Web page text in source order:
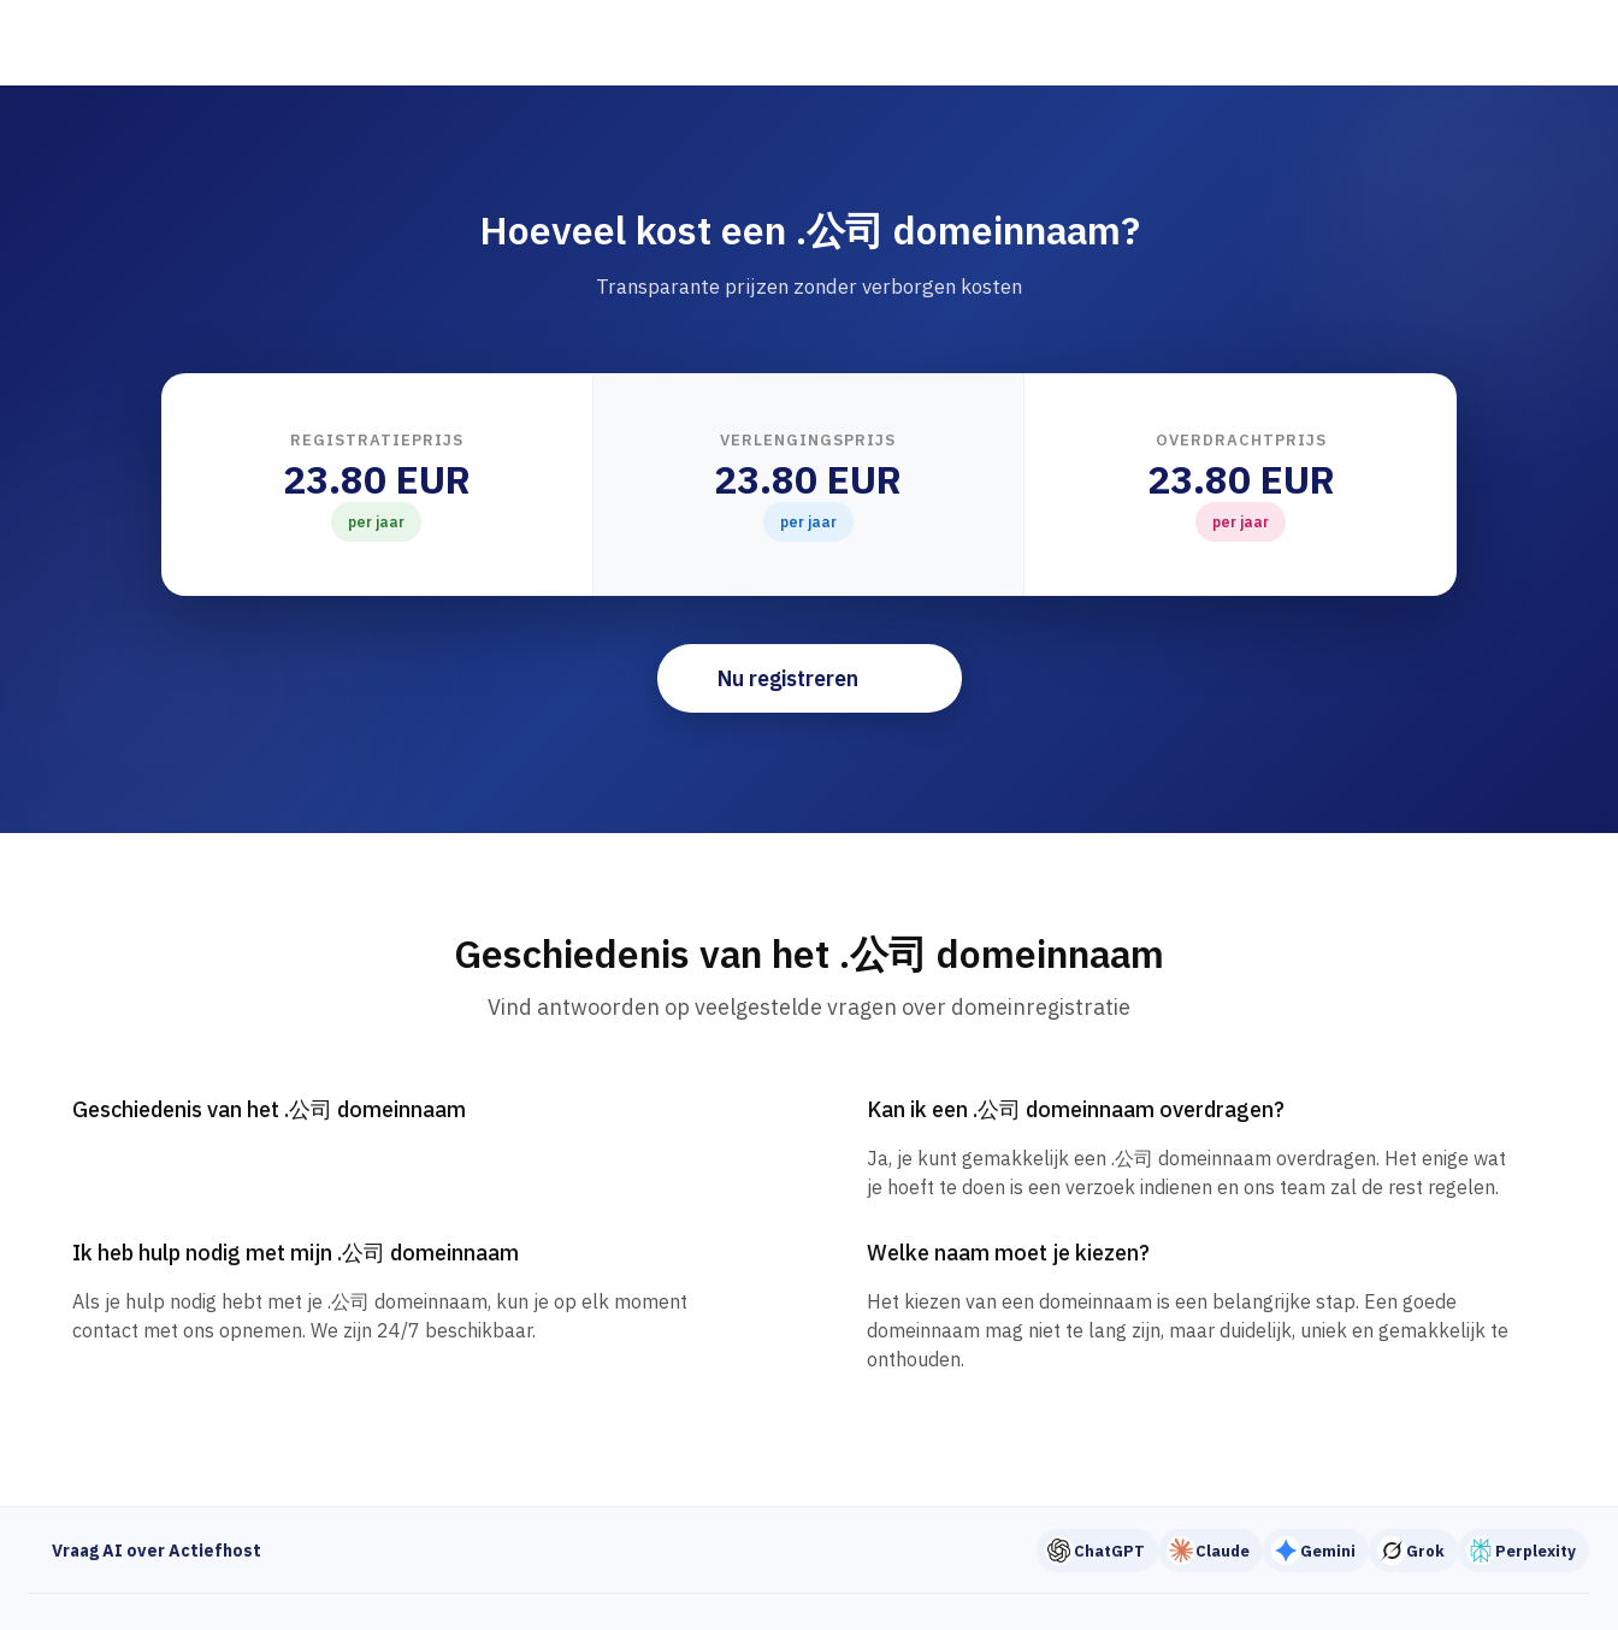
Hoeveel kost een .公司 domeinnaam?
Transparante prijzen zonder verborgen kosten
REGISTRATIEPRIJS
23.80 EUR
per jaar
VERLENGINGSPRIJS
23.80 EUR
per jaar
OVERDRACHTPRIJS
23.80 EUR
per jaar
Nu registreren
Geschiedenis van het .公司 domeinnaam
Vind antwoorden op veelgestelde vragen over domeinregistratie
Geschiedenis van het .公司 domeinnaam Kan ik een .公司 domeinnaam overdragen?
Ja, je kunt gemakkelijk een .公司 domeinnaam overdragen. Het enige wat
je hoeft te doen is een verzoek indienen en ons team zal de rest regelen.
Ik heb hulp nodig met mijn .公司 domeinnaam
Als je hulp nodig hebt met je .公司 domeinnaam, kun je op elk moment
contact met ons opnemen. We zijn 24/7 beschikbaar.
Welke naam moet je kiezen?
Het kiezen van een domeinnaam is een belangrijke stap. Een goede
domeinnaam mag niet te lang zijn, maar duidelijk, uniek en gemakkelijk te
onthouden.
Vraag AI over Actiefhost ChatGPT Claude Gemini Grok Perplexity